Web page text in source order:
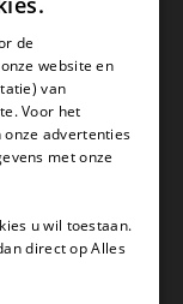
de
website en
van
Voor het
advertenties
met onze
u wil toestaan.
direct op Alles